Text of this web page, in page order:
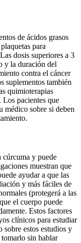
de ácidos grasos
para
dosis superiores a 3
y la duración del
contra el cáncer
suplementos también
quimioterapias
pacientes que
médico sobre si deben
cúrcuma y puede
muestran que
ayudar a que las
y más fáciles de
(protegerá a las
el cuerpo puede
Estos factores
clínicos para estudiar
estos estudios y
sin hablar